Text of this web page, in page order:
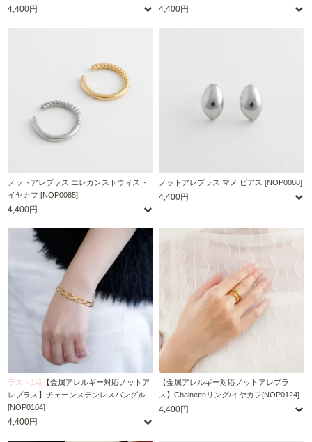
4,400円 4,400円
ノットアレプラス エレガンストウィスト
イヤカフ [NOP0085]
4,400円
ノットアレプラス マメ ピアス [NOP0088]
4,400円
ラスト1点
【金属アレルギー対応ノットア
レプラス】チェーンステンレスバングル
[NOP0104]
4,400円
【金属アレルギー対応ノットアレプラ
ス】Chainetteリング/イヤカフ[NOP0124]
4,400円